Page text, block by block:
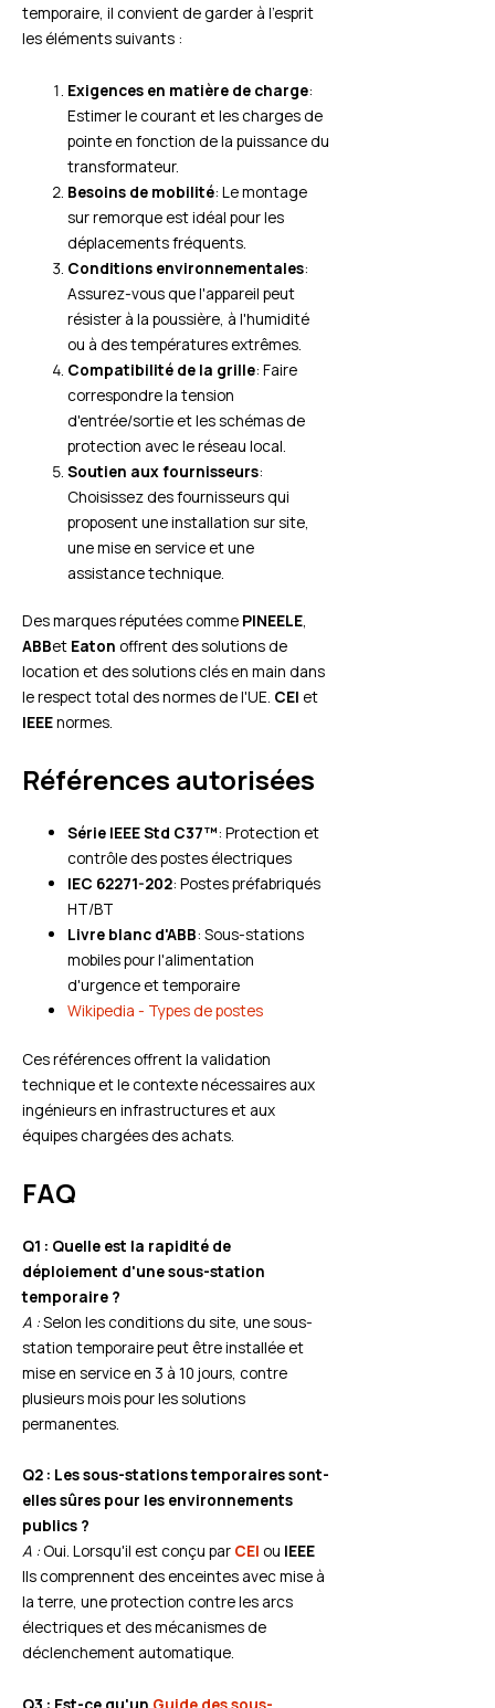
temporaire, il convient de garder à l'esprit
les éléments suivants :
Exigences en matière de charge:
Estimer le courant et les charges de
pointe en fonction de la puissance du
transformateur.
Besoins de mobilité: Le montage
sur remorque est idéal pour les
déplacements fréquents.
Conditions environnementales:
Assurez-vous que l'appareil peut
résister à la poussière, à l'humidité
ou à des températures extrêmes.
Compatibilité de la grille: Faire
correspondre la tension
d'entrée/sortie et les schémas de
protection avec le réseau local.
Soutien aux fournisseurs:
Choisissez des fournisseurs qui
proposent une installation sur site,
une mise en service et une
assistance technique.
Des marques réputées comme PINEELE,
ABBet Eaton offrent des solutions de
location et des solutions clés en main dans
le respect total des normes de l'UE. CEI et
IEEEnormes.
Références autorisées
Série IEEE Std C37™: Protection et
contrôle des postes électriques
IEC 62271-202: Postes préfabriqués
HT/BT
Livre blanc d'ABB: Sous-stations
mobiles pour l'alimentation
d'urgence et temporaire
Wikipedia - Types de postes
Ces références offrent la validation
technique et le contexte nécessaires aux
ingénieurs en infrastructures et aux
équipes chargées des achats.
FAQ
Q1 : Quelle est la rapidité de
déploiement d'une sous-station
temporaire ?
A :Selon les conditions du site, une sous-
station temporaire peut être installée et
mise en service en 3 à 10 jours, contre
plusieurs mois pour les solutions
permanentes.
Q2 : Les sous-stations temporaires sont-
elles sûres pour les environnements
publics ?
A : Oui. Lorsqu'il est conçu par CEI ou IEEE
Ils comprennent des enceintes avec mise à
la terre, une protection contre les arcs
électriques et des mécanismes de
déclenchement automatique.